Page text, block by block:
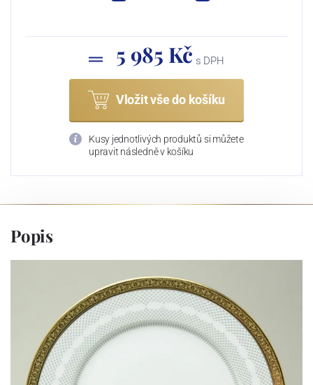
5 985 Kč s DPH
Vložit vše do košíku
Kusy jednotlivých produktů si můžete
upravit následně v košíku
Popis